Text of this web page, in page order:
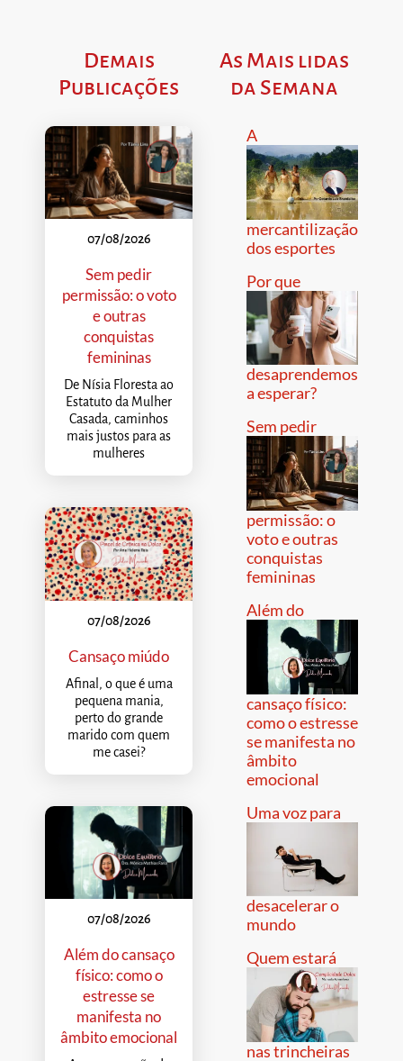
Demais
Publicações
07/08/2026
Sem pedir
permissão: o voto
e outras
conquistas
femininas
De Nísia Floresta ao
Estatuto da Mulher
Casada, caminhos
mais justos para as
mulheres
07/08/2026
Cansaço miúdo
Afinal, o que é uma
pequena mania,
perto do grande
marido com quem
me casei?
07/08/2026
Além do cansaço
físico: como o
estresse se
manifesta no
âmbito emocional
As Mais lidas
da Semana
A
mercantilização
dos esportes
Por que
desaprendemos
a esperar?
Sem pedir
permissão: o
voto e outras
conquistas
femininas
Além do
cansaço físico:
como o estresse
se manifesta no
âmbito
emocional
Uma voz para
desacelerar o
mundo
Quem estará
nas trincheiras